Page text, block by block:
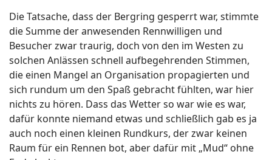
Die Tatsache, dass der Bergring gesperrt war, stimmte
die Summe der anwesenden Rennwilligen und
Besucher zwar traurig, doch von den im Westen zu
solchen Anlässen schnell aufbegehrenden Stimmen,
die einen Mangel an Organisation propagierten und
sich rundum um den Spaß gebracht fühlten, war hier
nichts zu hören. Dass das Wetter so war wie es war,
dafür konnte niemand etwas und schließlich gab es ja
auch noch einen kleinen Rundkurs, der zwar keinen
Raum für ein Rennen bot, aber dafür mit „Mud“ ohne